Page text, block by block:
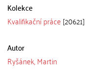
Kolekce
Kvalifikační práce [20621]
Autor
Ryšánek, Martin